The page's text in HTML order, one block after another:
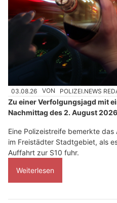
03.08.26 VON POLIZEI.NEWS
Zu einer Verfolgungsjagd mit
Nachmittag des 2. August
Eine Polizeistreife bemerkte
im Freistädter Stadtgebiet, als
Auffahrt zur S10 fuhr.
Weiterlesen